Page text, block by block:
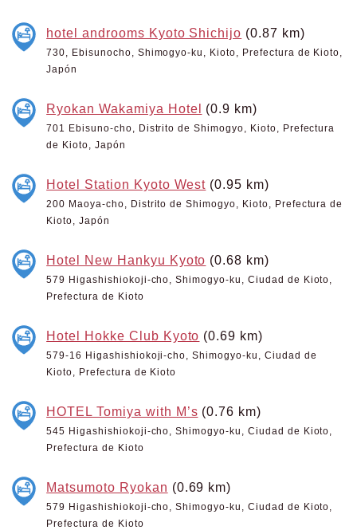
hotel androoms Kyoto Shichijo (0.87 km)
730, Ebisunocho, Shimogyo-ku, Kioto, Prefectura de Kioto,
Japón
Ryokan Wakamiya Hotel (0.9 km)
701 Ebisuno-cho, Distrito de Shimogyo, Kioto, Prefectura
de Kioto, Japón
Hotel Station Kyoto West (0.95 km)
200 Maoya-cho, Distrito de Shimogyo, Kioto, Prefectura de
Kioto, Japón
Hotel New Hankyu Kyoto (0.68 km)
579 Higashishiokoji-cho, Shimogyo-ku, Ciudad de Kioto,
Prefectura de Kioto
Hotel Hokke Club Kyoto (0.69 km)
579-16 Higashishiokoji-cho, Shimogyo-ku, Ciudad de
Kioto, Prefectura de Kioto
HOTEL Tomiya with M’s (0.76 km)
545 Higashishiokoji-cho, Shimogyo-ku, Ciudad de Kioto,
Prefectura de Kioto
Matsumoto Ryokan (0.69 km)
579 Higashishiokoji-cho, Shimogyo-ku, Ciudad de Kioto,
Prefectura de Kioto